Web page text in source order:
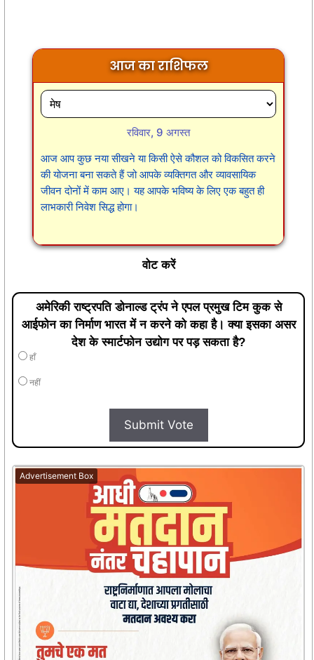
आज का राशिफल
रविवार, 9 अगस्त
आज आप कुछ नया सीखने या किसी ऐसे कौशल को विकसित करने
की योजना बना सकते हैं जो आपके व्यक्तिगत और व्यावसायिक
जीवन दोनों में काम आए। यह आपके भविष्य के लिए एक बहुत ही
लाभकारी निवेश सिद्ध होगा।
वोट करें
अमेरिकी राष्ट्रपति डोनाल्ड ट्रंप ने एपल प्रमुख टिम कुक से
आईफोन का निर्माण भारत में न करने को कहा है। क्या इसका असर
देश के स्मार्टफोन उद्योग पर पड़ सकता है?
हाँ
नहीं
Submit Vote
Advertisement Box